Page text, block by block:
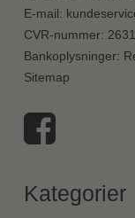
E-mail:
CVR-nummer:
Bankoplysninger:
Sitemap
Kategorier